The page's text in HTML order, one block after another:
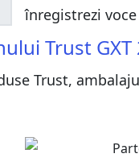
înregistrezi
Trust GXT
Trust,